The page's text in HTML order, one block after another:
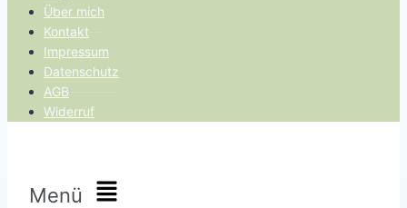
Über mich
Kontakt
Impressum
Datenschutz
AGB
Widerruf
Menü